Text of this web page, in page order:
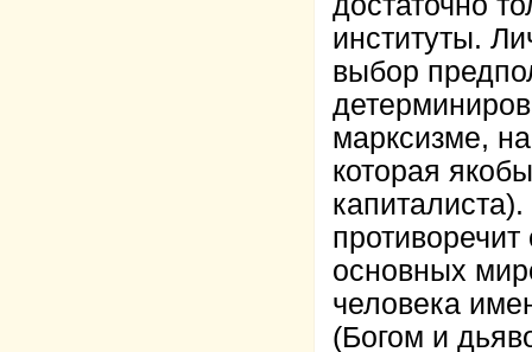
институты.
выбор
марксизме,
которая
основных
человека
(Богом и